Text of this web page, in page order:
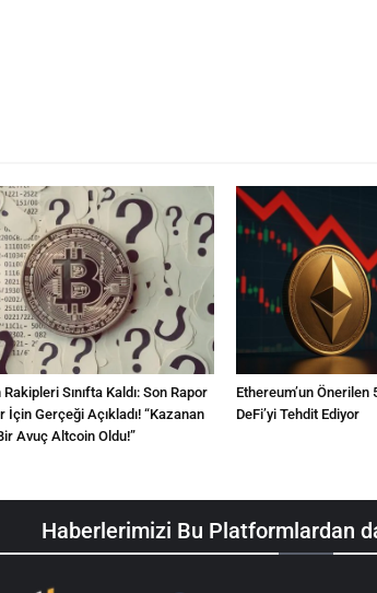
Rakipleri Sınıfta Kaldı: Son Rapor
İçin Gerçeği Açıkladı! “Kazanan
Avuç Altcoin Oldu!”
Ethereum’un Önerilen
DeFi’yi Tehdit Ediyor
Haberlerimizi Bu Platformlardan